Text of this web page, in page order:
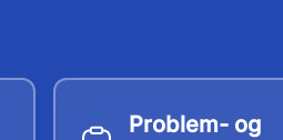
Problem- og